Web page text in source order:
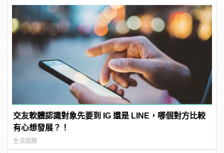
交友軟體認識對象先要到 IG 還是 LINE，哪個對方比較
有心想發展？！
生活話題